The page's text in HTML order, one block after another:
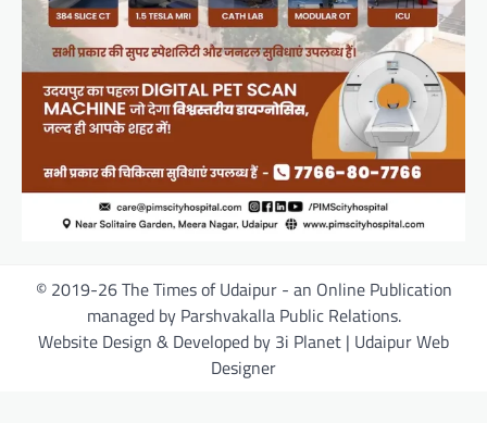
© 2019-26 The Times of Udaipur - an Online Publication
managed by Parshvakalla Public Relations.
Website Design & Developed by 3i Planet | Udaipur Web
Designer